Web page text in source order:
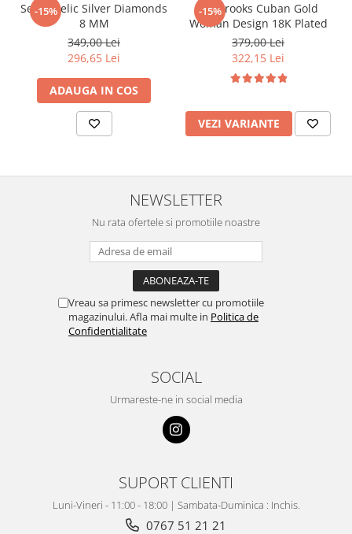
-15%
Set Angelic Silver Diamonds
8 MM
349,00 Lei
296,65 Lei
ADAUGA IN COS
-15%
Set Brooks Cuban Gold
Woman Design 18K Plated
379,00 Lei
322,15 Lei
VEZI VARIANTE
NEWSLETTER
Nu rata ofertele si promotiile noastre
Vreau sa primesc newsletter cu promotiile
magazinului. Afla mai multe in Politica de
Confidentialitate
SOCIAL
Urmareste-ne in social media
SUPORT CLIENTI
Luni-Vineri - 11:00 - 18:00 | Sambata-Duminica : Inchis.
0767 51 21 21